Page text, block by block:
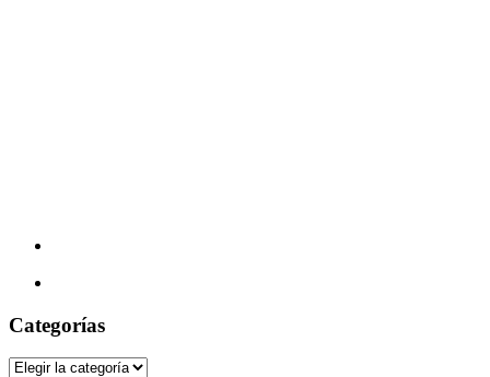
Categorías
Categorías